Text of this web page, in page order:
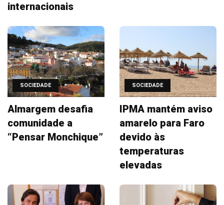
internacionais
SOCIEDADE
Almargem desafia
comunidade a
“Pensar Monchique”
SOCIEDADE
IPMA mantém aviso
amarelo para Faro
devido às
temperaturas
elevadas